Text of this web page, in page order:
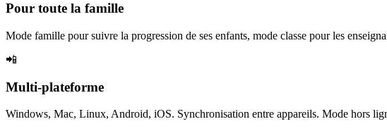
Pour toute la famille
Mode famille pour suivre la progression de ses enfants, mode classe pour les
📲
Multi-plateforme
Windows, Mac, Linux, Android, iOS. Synchronisation entre appareils. Mode hors